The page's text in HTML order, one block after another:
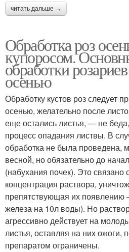
читать дальше →
Обработка роз
купоросом.
обработки
осенью
Обработку кустов роз следует
осенью, желательно после
еще остались листья, — не
процесс опадания листвы. В
обработка не была проведена,
весной, но обязательно до
(набухания почек). Это связано
концентрация раствора,
препятствующая их появлению
железа на 10л воды). Но
агрессивно действует на
листья, оставляя на них ожоги,
препаратом ограничены.